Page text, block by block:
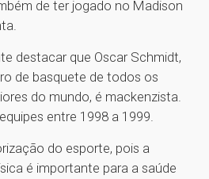
de ter jogado no Madison
destacar que Oscar Schmidt,
de basquete de todos os
do mundo, é mackenzista.
entre 1998 a 1999.
do esporte, pois a
é importante para a saúde